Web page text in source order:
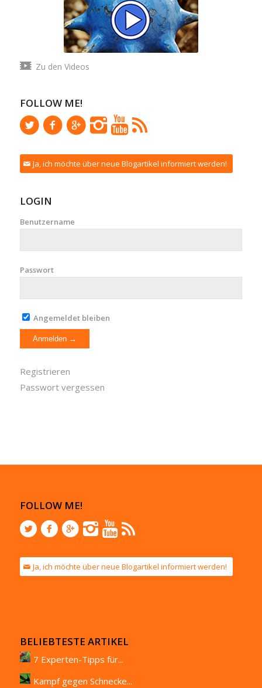
Zu den Videos
FOLLOW ME!
Ja, ich möchte über neue Blogartikel informiert werden!
LOGIN
Benutzername
Passwort
Angemeldet bleiben
Registrieren
Passwort vergessen
FOLLOW ME!
Ja, ich möchte über neue Blogartikel informiert werden!
BELIEBTESTE ARTIKEL
7 Experten-Tipps für...
Kampf gegen Schnecke...